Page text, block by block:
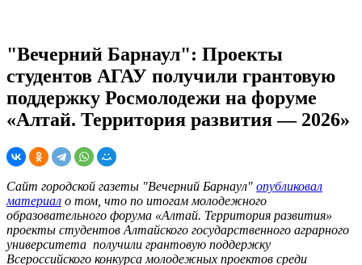
"Вечерний Барнаул": Проекты
студентов АГАУ получили грантовую
поддержку Росмолодежи на форуме
«Алтай. Территория развития — 2026»
Сайт городской газеты "Вечерний Барнаул" опубликовал
материал о том, что по итогам молодежного
образовательного форума «Алтай. Территория развития»
проекты студентов Алтайского государственного аграрного
университета получили грантовую поддержку
Всероссийского конкурса молодежных проектов среди